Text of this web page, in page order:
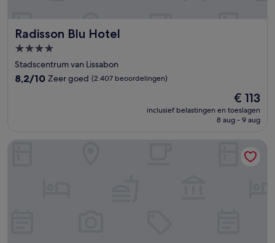
Radisson Blu Hotel
Radisson Blu Hotel
4.0-
sterrenaccommodatie
Stadscentrum van Lissabon
8.2
beoordelingen)
8,2/10 Zeer goed (2.407 beoordelingen)
De
prijs
is
€ 113
inclusief belastingen en toeslagen
8 aug - 9 aug
EPIC SANA Lisboa Hotel